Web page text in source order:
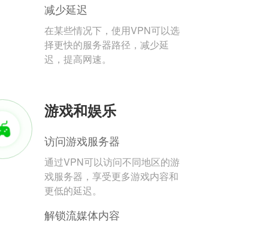
减少延迟
在某些情况下，使用VPN可以选
择更快的服务器路径，减少延
迟，提高网速。
游戏和娱乐
访问游戏服务器
通过VPN可以访问不同地区的游
戏服务器，享受更多游戏内容和
更低的延迟。
解锁流媒体内容